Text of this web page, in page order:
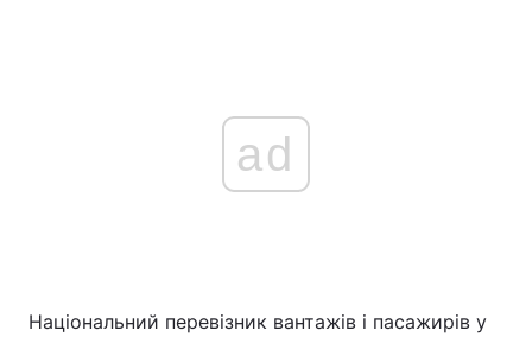
ad
Національний перевізник вантажів і пасажирів у